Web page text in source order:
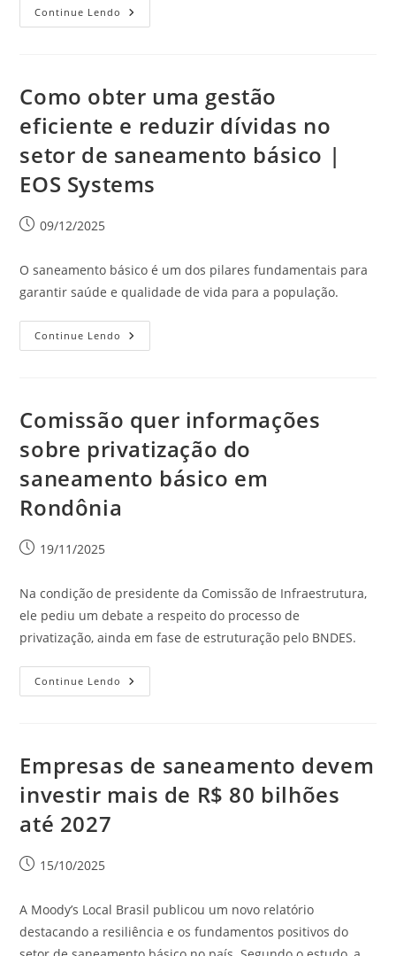
Continue Lendo
Como obter uma gestão
eficiente e reduzir dívidas no
setor de saneamento básico |
EOS Systems
09/12/2025
O saneamento básico é um dos pilares fundamentais para
garantir saúde e qualidade de vida para a população.
Continue Lendo
Comissão quer informações
sobre privatização do
saneamento básico em
Rondônia
19/11/2025
Na condição de presidente da Comissão de Infraestrutura,
ele pediu um debate a respeito do processo de
privatização, ainda em fase de estruturação pelo BNDES.
Continue Lendo
Empresas de saneamento devem
investir mais de R$ 80 bilhões
até 2027
15/10/2025
A Moody’s Local Brasil publicou um novo relatório
destacando a resiliência e os fundamentos positivos do